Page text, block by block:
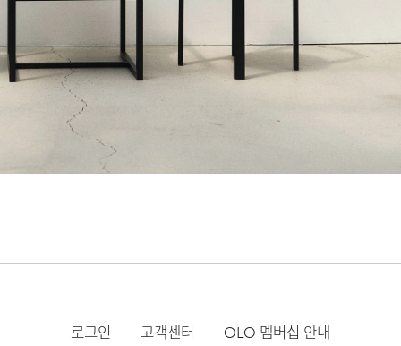
로그인 고객센터 OLO 멤버십 안내